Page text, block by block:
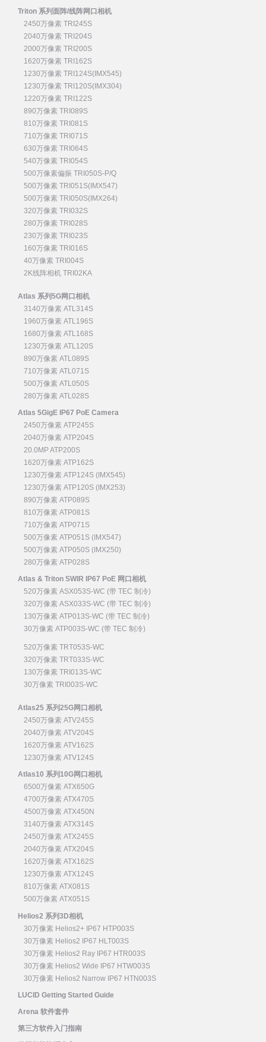
Triton 系列面阵/线阵网口相机
2450万像素 TRI245S
2040万像素 TRI204S
2000万像素 TRI200S
1620万像素 TRI162S
1230万像素 TRI124S(IMX545)
1230万像素 TRI120S(IMX304)
1220万像素 TRI122S
890万像素 TRI089S
810万像素 TRI081S
710万像素 TRI071S
630万像素 TRI064S
540万像素 TRI054S
500万像素偏振 TRI050S-P/Q
500万像素 TRI051S(IMX547)
500万像素 TRI050S(IMX264)
320万像素 TRI032S
280万像素 TRI028S
230万像素 TRI023S
160万像素 TRI016S
40万像素 TRI004S
2K线阵相机 TRI02KA
Atlas 系列5G网口相机
3140万像素 ATL314S
1960万像素 ATL196S
1680万像素 ATL168S
1230万像素 ATL120S
890万像素 ATL089S
710万像素 ATL071S
500万像素 ATL050S
280万像素 ATL028S
Atlas 5GigE IP67 PoE Camera
2450万像素 ATP245S
2040万像素 ATP204S
20.0MP ATP200S
1620万像素 ATP162S
1230万像素 ATP124S (IMX545)
1230万像素 ATP120S (IMX253)
890万像素 ATP089S
810万像素 ATP081S
710万像素 ATP071S
500万像素 ATP051S (IMX547)
500万像素 ATP050S (IMX250)
280万像素 ATP028S
Atlas & Triton SWIR IP67 PoE 网口相机
520万像素 ASX053S-WC (带 TEC 制冷)
320万像素 ASX033S-WC (带 TEC 制冷)
130万像素 ATP013S-WC (带 TEC 制冷)
30万像素 ATP003S-WC (带 TEC 制冷)
520万像素 TRT053S-WC
320万像素 TRT033S-WC
130万像素 TRI013S-WC
30万像素 TRI003S-WC
Atlas25 系列25G网口相机
2450万像素 ATV245S
2040万像素 ATV204S
1620万像素 ATV162S
1230万像素 ATV124S
Atlas10 系列10G网口相机
6500万像素 ATX650G
4700万像素 ATX470S
4500万像素 ATX450N
3140万像素 ATX314S
2450万像素 ATX245S
2040万像素 ATX204S
1620万像素 ATX162S
1230万像素 ATX124S
810万像素 ATX081S
500万像素 ATX051S
Helios2 系列3D相机
30万像素 Helios2+ IP67 HTP003S
30万像素 Helios2 IP67 HLT003S
30万像素 Helios2 Ray IP67 HTR003S
30万像素 Helios2 Wide IP67 HTW003S
30万像素 Helios2 Narrow IP67 HTN003S
LUCID Getting Started Guide
Arena 软件套件
第三方软件入门指南